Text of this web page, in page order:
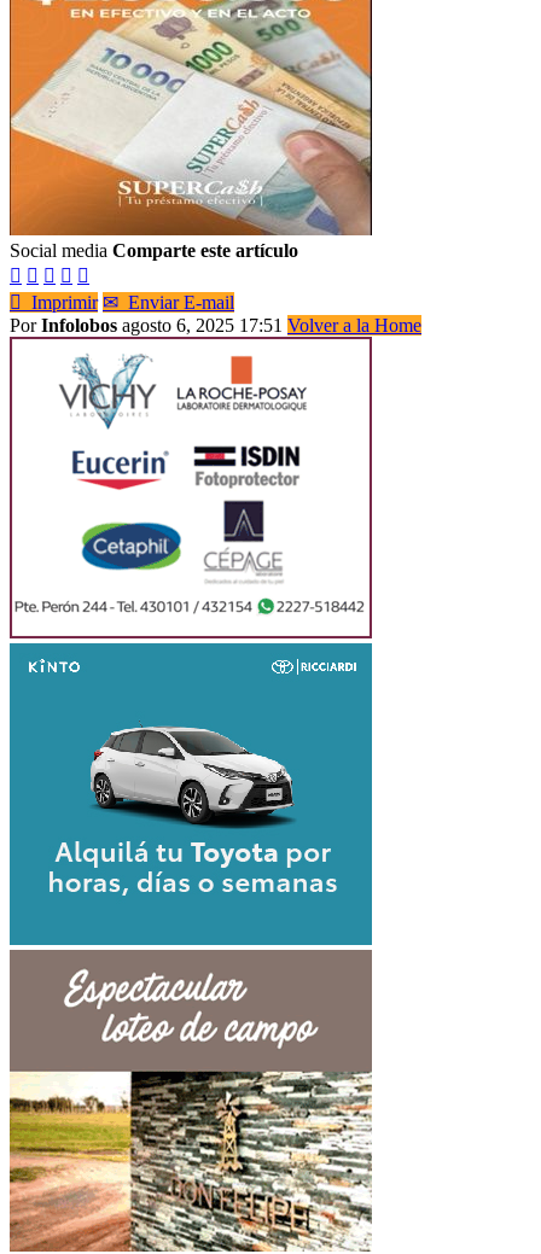
Social media Comparte este artículo
    
 Imprimir ✉ Enviar E-mail
PorInfolobos agosto 6, 2025 17:51 Volver a la Home